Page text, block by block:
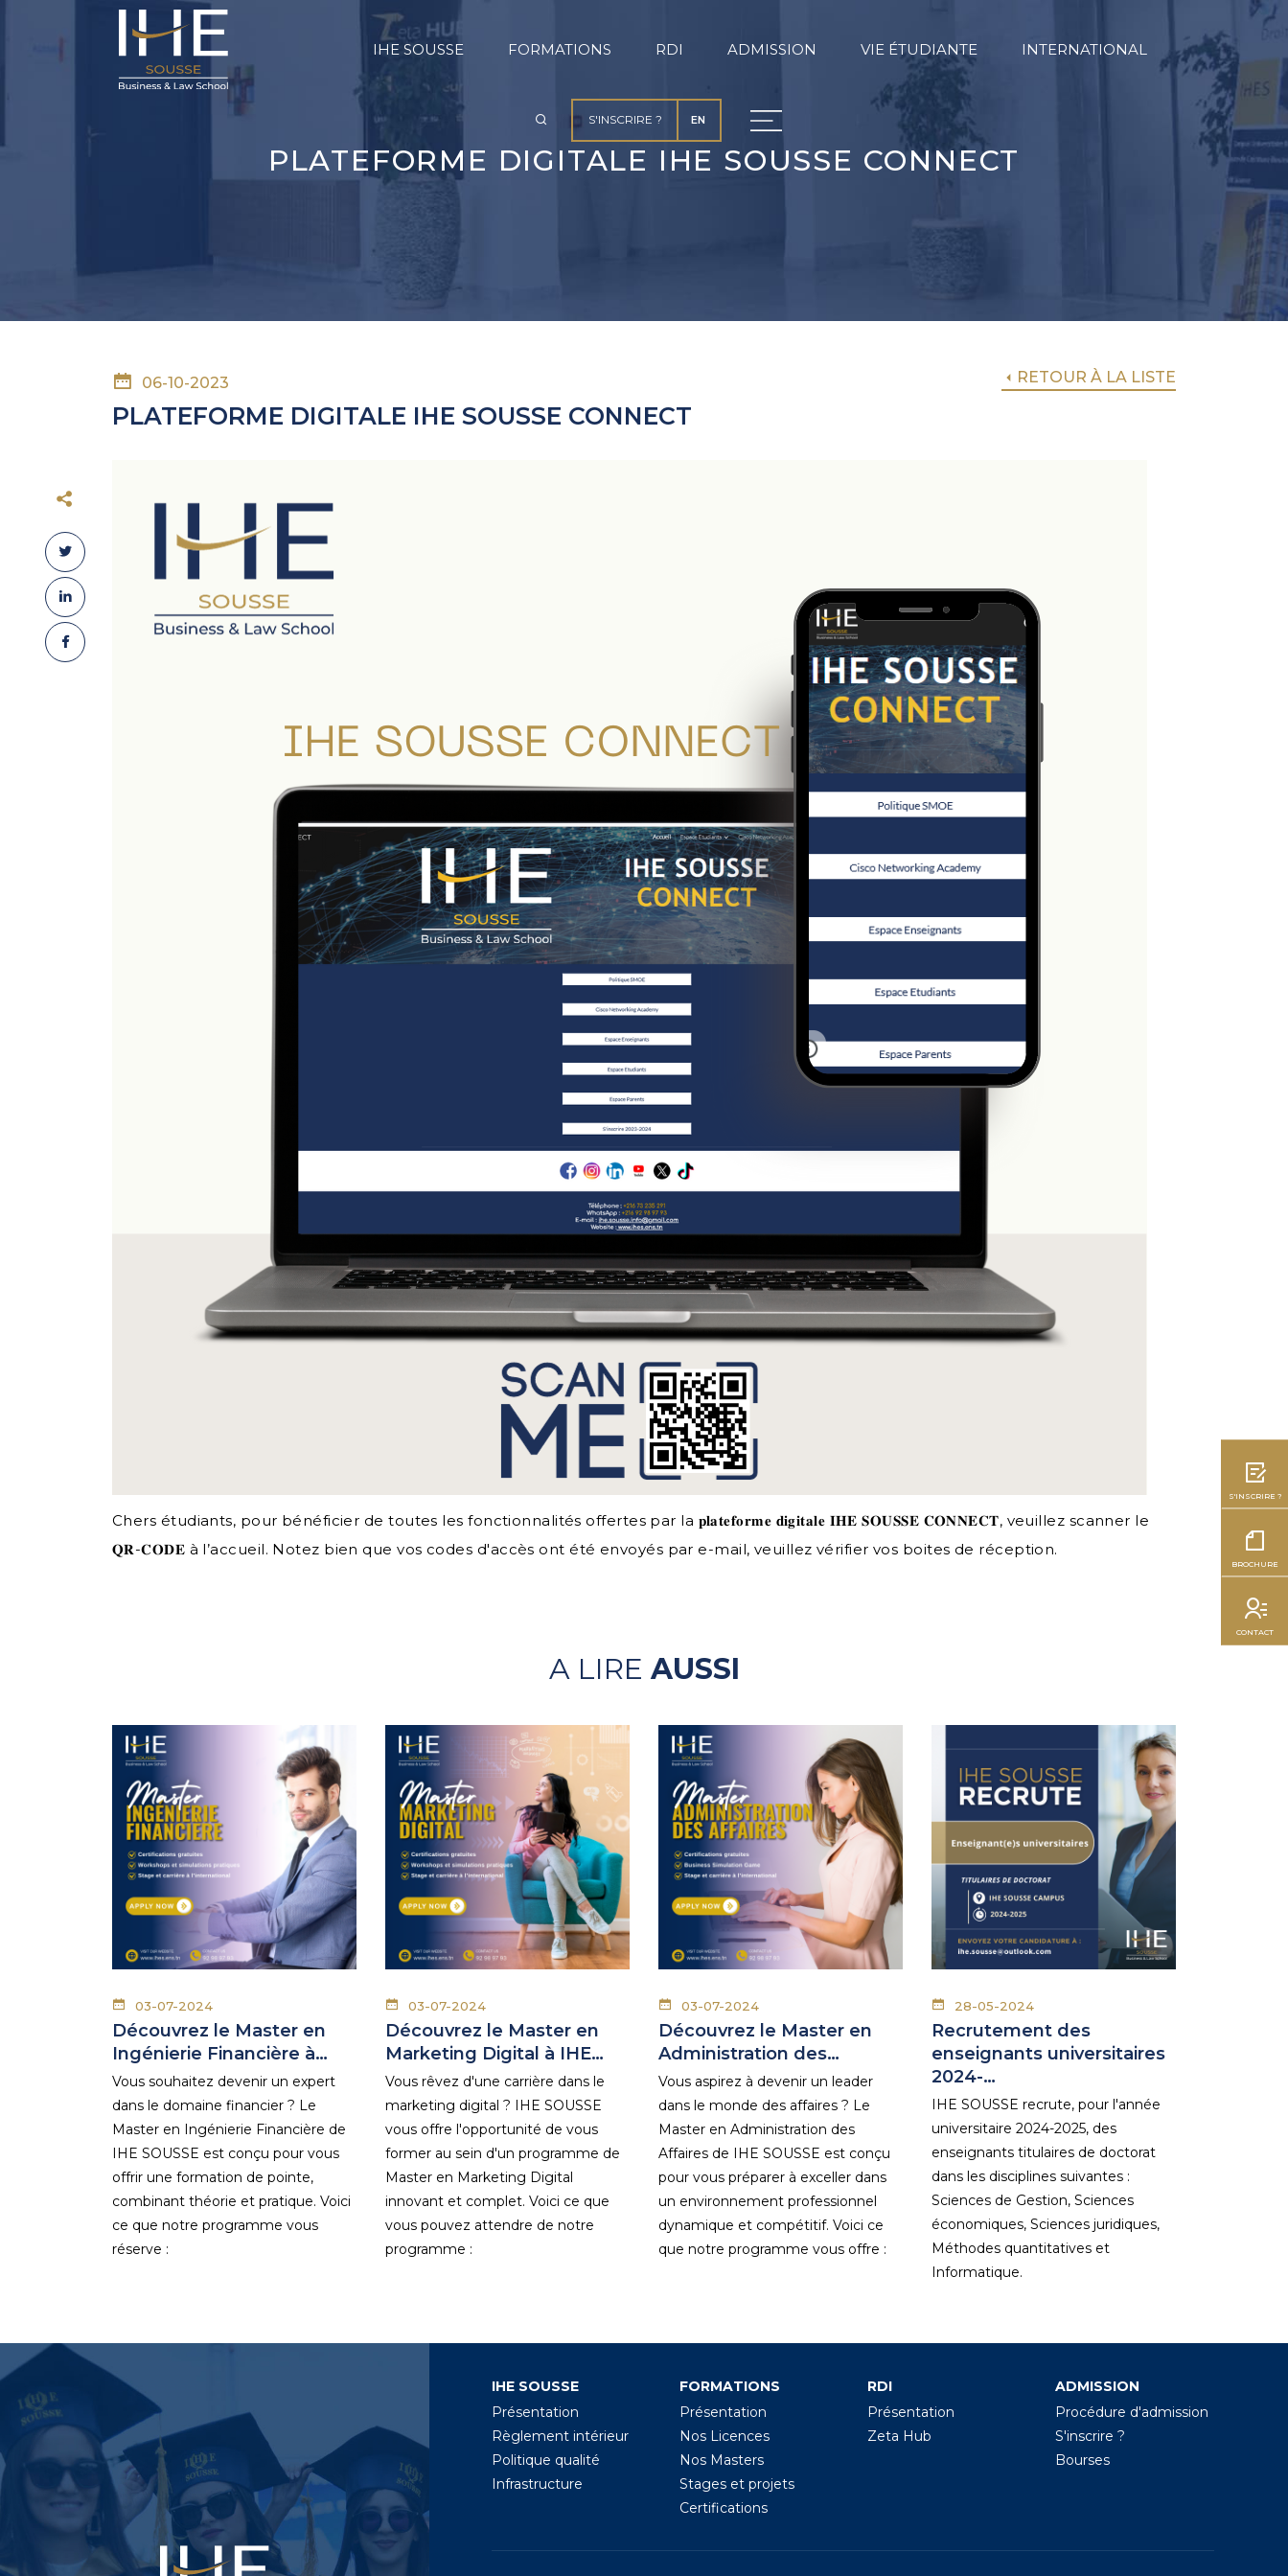
IHE SOUSSE FORMATIONS RDI ADMISSION VIE ÉTUDIANTE INTERNATIONAL
S'INSCRIRE ? EN
PLATEFORME DIGITALE IHE SOUSSE CONNECT
S'INSCRIRE ?
BROCHURE
CONTACT
06-10-2023 RETOUR À LA LISTE
PLATEFORME DIGITALE IHE SOUSSE CONNECT
Chers étudiants, pour bénéficier de toutes les fonctionnalités offertes par la 𝐩𝐥𝐚𝐭𝐞𝐟𝐨𝐫𝐦𝐞 𝐝𝐢𝐠𝐢𝐭𝐚𝐥𝐞 𝐈𝐇𝐄 𝐒𝐎𝐔𝐒𝐒𝐄 𝐂𝐎𝐍𝐍𝐄𝐂𝐓, veuillez scanner le
𝐐𝐑-𝐂𝐎𝐃𝐄 à l’accueil. Notez bien que vos codes d'accès ont été envoyés par e-mail, veuillez vérifier vos boites de réception.
A LIRE AUSSI
03-07-2024
Découvrez le Master en
Ingénierie Financière à…
Vous souhaitez devenir un expert
dans le domaine financier ? Le
Master en Ingénierie Financière de
IHE SOUSSE est conçu pour vous
offrir une formation de pointe,
combinant théorie et pratique. Voici
ce que notre programme vous
réserve :
03-07-2024
Découvrez le Master en
Marketing Digital à IHE…
Vous rêvez d'une carrière dans le
marketing digital ? IHE SOUSSE
vous offre l'opportunité de vous
former au sein d'un programme de
Master en Marketing Digital
innovant et complet. Voici ce que
vous pouvez attendre de notre
programme :
03-07-2024
Découvrez le Master en
Administration des…
Vous aspirez à devenir un leader
dans le monde des affaires ? Le
Master en Administration des
Affaires de IHE SOUSSE est conçu
pour vous préparer à exceller dans
un environnement professionnel
dynamique et compétitif. Voici ce
que notre programme vous offre :
28-05-2024
Recrutement des
enseignants universitaires
2024-…
IHE SOUSSE recrute, pour l'année
universitaire 2024-2025, des
enseignants titulaires de doctorat
dans les disciplines suivantes :
Sciences de Gestion, Sciences
économiques, Sciences juridiques,
Méthodes quantitatives et
Informatique.
IHE SOUSSE
Présentation
Règlement intérieur
Politique qualité
Infrastructure
FORMATIONS
Présentation
Nos Licences
Nos Masters
Stages et projets
Certifications
RDI
Présentation
Zeta Hub
ADMISSION
Procédure d'admission
S'inscrire ?
Bourses